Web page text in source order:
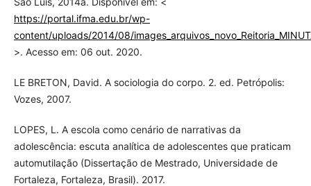
https://portal.ifma.edu.br/wp-
content/uploads/2014/08/
>. Acesso em: 06 out. 2020.
LE BRETON, David. A sociologia do corpo. 2. ed. Petrópolis:
Vozes, 2007.
LOPES, L. A escola como cenário de narrativas da
adolescência: escuta analítica de adolescentes que praticam
automutilação (Dissertação de Mestrado, Universidade de
Fortaleza, Fortaleza, Brasil). 2017.